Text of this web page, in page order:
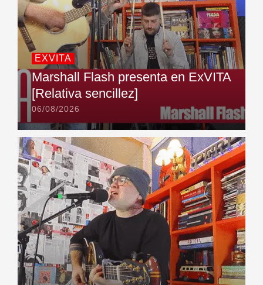
EXVITA
Marshall Flash presenta en ExVITA
[Relativa sencillez]
06/08/2026